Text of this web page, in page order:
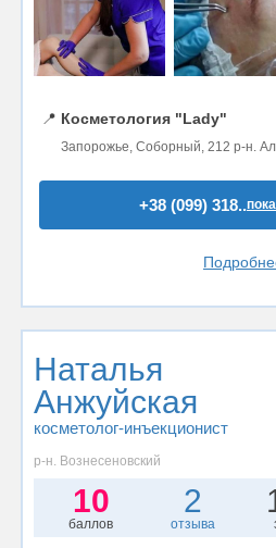
📍 Косметология "Lady"
Запорожье, Соборный, 212 р-н.
+38 (099) 318..
Наталья
Анжуйская
косметолог-инъекционист
р-н. Вознесеновский
10
баллов
2
отзыва